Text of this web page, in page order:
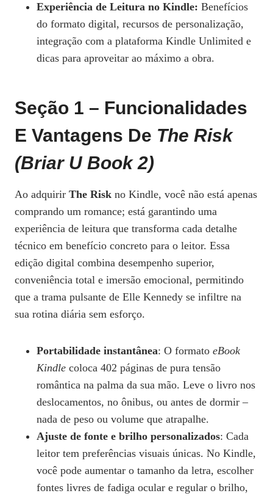
Experiência de Leitura no Kindle: Benefícios
do formato digital, recursos de personalização,
integração com a plataforma Kindle Unlimited e
dicas para aproveitar ao máximo a obra.
Seção 1 – Funcionalidades
E Vantagens De The Risk
(Briar U Book 2)
Ao adquirir The Risk no Kindle, você não está apenas
comprando um romance; está garantindo uma
experiência de leitura que transforma cada detalhe
técnico em benefício concreto para o leitor. Essa
edição digital combina desempenho superior,
conveniência total e imersão emocional, permitindo
que a trama pulsante de Elle Kennedy se infiltre na
sua rotina diária sem esforço.
Portabilidade instantânea: O formato eBook
Kindle coloca 402 páginas de pura tensão
romântica na palma da sua mão. Leve o livro nos
deslocamentos, no ônibus, ou antes de dormir –
nada de peso ou volume que atrapalhe.
Ajuste de fonte e brilho personalizados: Cada
leitor tem preferências visuais únicas. No Kindle,
você pode aumentar o tamanho da letra, escolher
fontes livres de fadiga ocular e regular o brilho,